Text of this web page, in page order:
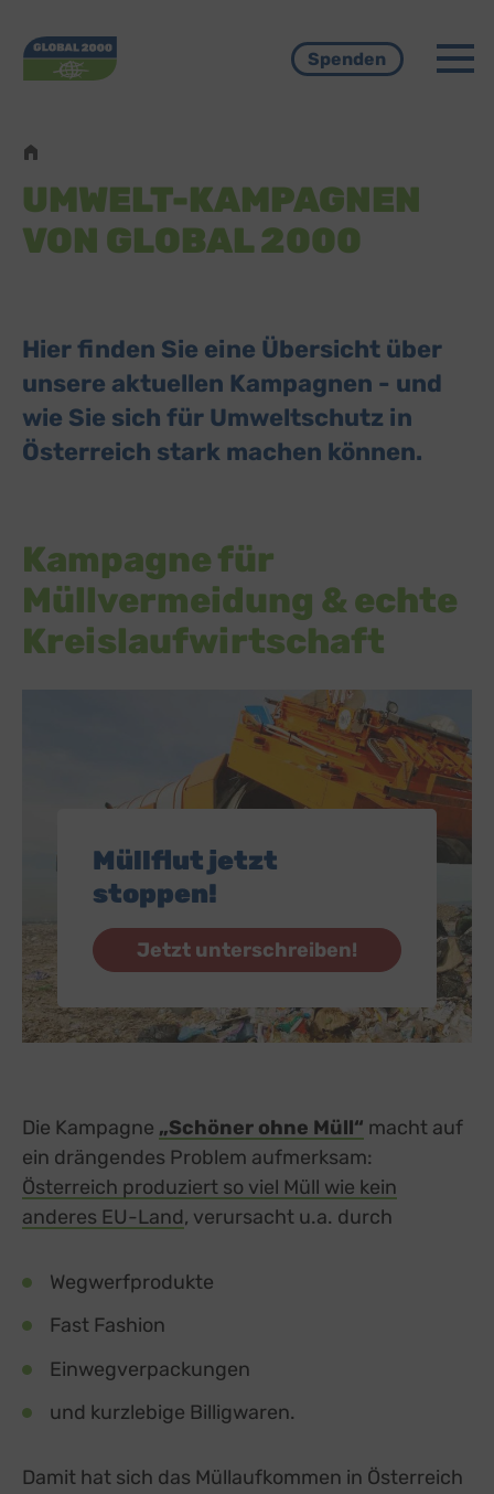
Spenden
UMWELT-KAMPAGNEN
VON GLOBAL 2000
Hier finden Sie eine Übersicht über
unsere aktuellen Kampagnen - und
wie Sie sich für Umweltschutz in
Österreich stark machen können.
Kampagne für
Müllvermeidung & echte
Kreislaufwirtschaft
Müllflut jetzt
stoppen!
Jetzt unterschreiben!
Die Kampagne „Schöner ohne Müll“ macht auf
ein drängendes Problem aufmerksam:
Österreich produziert so viel Müll wie kein
anderes EU-Land, verursacht u.a. durch
Wegwerfprodukte
Fast Fashion
Einwegverpackungen
und kurzlebige Billigwaren.
Damit hat sich das Müllaufkommen in Österreich